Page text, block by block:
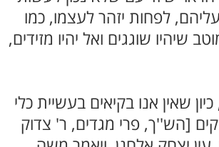
לפחות יזהר לעצמו, כמו
שיהיו שוגגים ואל יהיו מזידים,
שאין אנו בקיאים בעשיית כלי
[הש''ך, פרי מגדים, ר' צדוק